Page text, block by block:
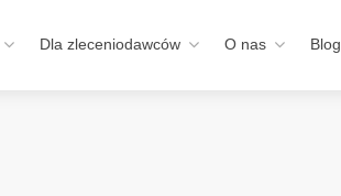
Dla zleceniodawców O nas Blog